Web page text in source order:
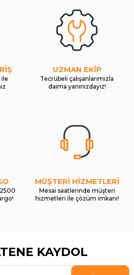
ile
UZMAN EKİP
Tecrübeli çalışanlarımızla
daima yanınızdayız!
MÜŞTERİ HİZMETLERİ
Mesai saatlerinde müşteri
hizmetleri ile çözüm imkanı!
KAYDOL